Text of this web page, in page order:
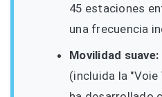
45 estaciones
una frecuencia
Movilidad suave:
(incluida la